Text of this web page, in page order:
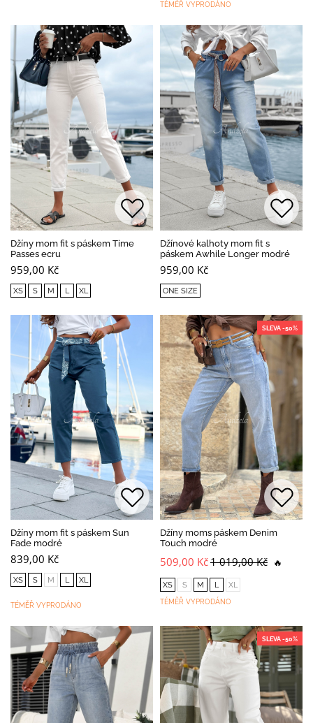
TÉMĚŘ VYPRODÁNO
Džíny mom fit s páskem Time
Passes ecru
959,00 Kč
XS S M L XL
Džínové kalhoty mom fit s
páskem Awhile Longer modré
959,00 Kč
ONE SIZE
Džíny mom fit s páskem Sun
Fade modré
839,00 Kč
XS S M L XL
TÉMĚŘ VYPRODÁNO
SLEVA -50%
Džíny moms páskem Denim
Touch modré
509,00 Kč1 019,00 Kč 🔥
XS S M L XL
TÉMĚŘ VYPRODÁNO
SLEVA -50%